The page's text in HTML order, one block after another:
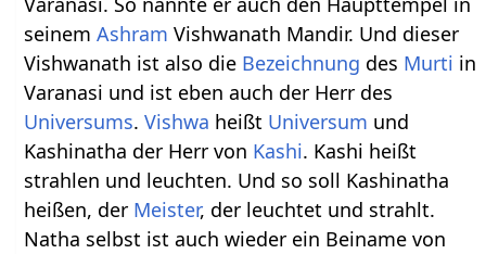
seinemAshram Vishwanath Mandir. Und dieser
Vishwanath ist also die Bezeichnung des Murti in
Varanasi und ist eben auch der Herr des
Universums.Vishwa heißt Universum und
Kashinatha der Herr von Kashi. Kashi heißt
strahlen und leuchten. Und so soll Kashinatha
heißen, der Meister, der leuchtet und strahlt.
Natha selbst ist auch wieder ein Beiname von